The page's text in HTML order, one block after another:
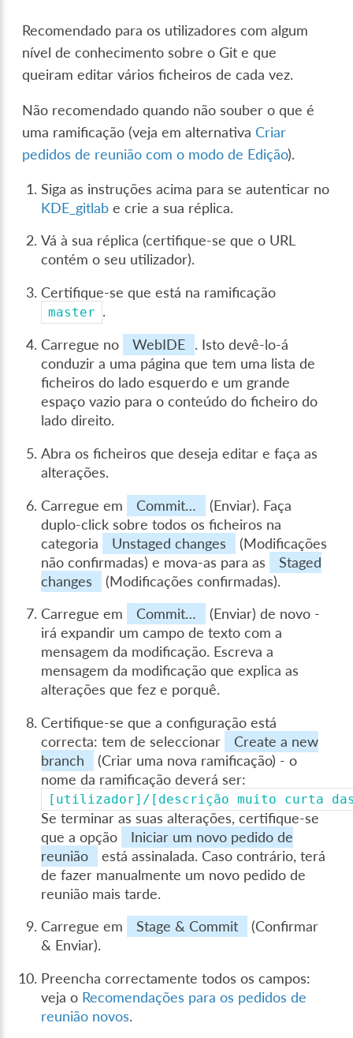
Recomendado para os utilizadores com algum
nível de conhecimento sobre o Git e que
queiram editar vários ficheiros de cada vez.
Não recomendado quando não souber o que é
uma ramificação (veja em alternativaCriar
pedidos de reunião com o modo de Edição).
Siga as instruções acima para se autenticar no
KDE_gitlab e crie a sua réplica.
Vá à sua réplica (certifique-se que o URL
contém o seu utilizador).
Certifique-se que está na ramificação
master .
Carregue no WebIDE
. Isto devê-lo-á
conduzir a uma página que tem uma lista de
ficheiros do lado esquerdo e um grande
espaço vazio para o conteúdo do ficheiro do
lado direito.
Abra os ficheiros que deseja editar e faça as
alterações.
Carregue em
Commit…
(Enviar). Faça
duplo-click sobre todos os ficheiros na
categoria
Unstaged changes
(Modificações
não confirmadas) e mova-as para as
Staged
changes
(Modificações confirmadas).
Carregue em
Commit…
(Enviar) de novo -
irá expandir um campo de texto com a
mensagem da modificação. Escreva a
mensagem da modificação que explica as
alterações que fez e porquê.
Certifique-se que a configuração está
correcta: tem de seleccionar
Create a new
branch
(Criar uma nova ramificação) - o
nome da ramificação deverá ser:
[utilizador]/[descrição muito curta
Se terminar as suas alterações, certifique-se
que a opção
Iniciar um novo pedido de
reunião
está assinalada. Caso contrário, terá
de fazer manualmente um novo pedido de
reunião mais tarde.
Carregue em
Stage & Commit
(Confirmar
& Enviar).
Preencha correctamente todos os campos:
veja o Recomendações para os pedidos de
reunião novos.